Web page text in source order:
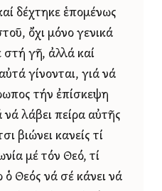
δέχτηκε ἑπομένως
ὄχι μόνο γενικά
στή γῆ, ἀλλά καί
γίνονται, γιά νά
τήν ἐπίσκεψη
λάβει πείρα αὐτῆς
βιώνει κανείς τί
μέ τόν Θεό, τί
ὁ Θεός νά σέ κάνει νά